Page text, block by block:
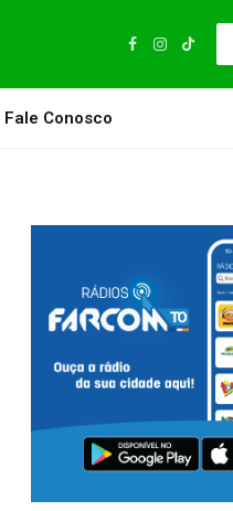
Facebook
Instagram
TikTok
Fale Conosco